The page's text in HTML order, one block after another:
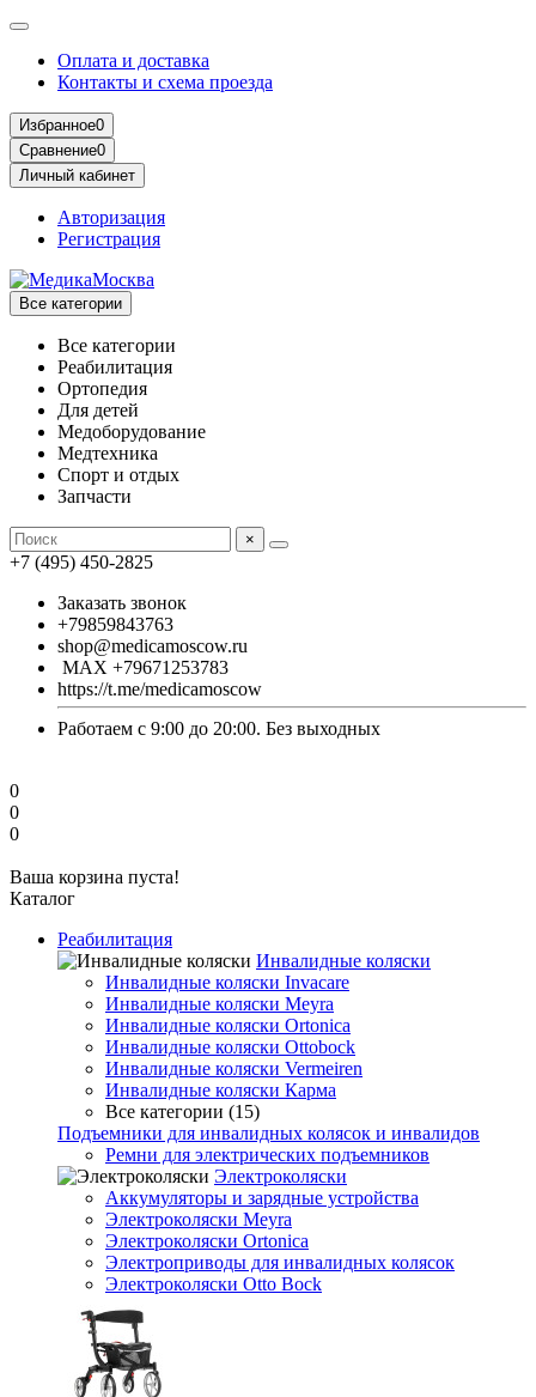
Оплата и доставка
Контакты и схема проезда
Избранное0
Сравнение0
Личный кабинет
Авторизация
Регистрация
Все категории
Все категории
Реабилитация
Ортопедия
Для детей
Медоборудование
Mедтехника
Спорт и отдых
Запчасти
×
+7 (495) 450-2825
Заказать звонок
+79859843763
shop@medicamoscow.ru
MAX +79671253783
https://t.me/medicamoscow
Работаем с 9:00 до 20:00. Без выходных
0
0
0
Ваша корзина пуста!
Каталог
Реабилитация
Инвалидные коляски
Инвалидные коляски Invacare
Инвалидные коляски Meyra
Инвалидные коляски Ortonica
Инвалидные коляски Ottobock
Инвалидные коляски Vermeiren
Инвалидные коляски Карма
Все категории (15)
Подъемники для инвалидных колясок и инвалидов
Ремни для электрических подъемников
Электроколяски
Аккумуляторы и зарядные устройства
Электроколяски Meyra
Электроколяски Ortonica
Электроприводы для инвалидных колясок
Электроколяски Otto Bock